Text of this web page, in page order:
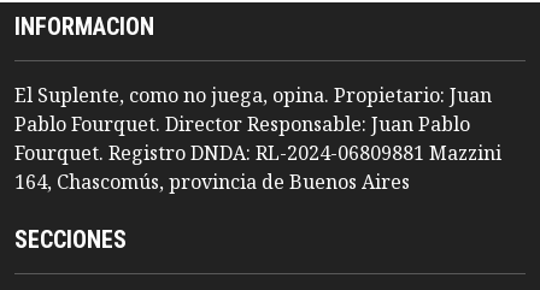
INFORMACION
El Suplente, como no juega, opina. Propietario: Juan
Pablo Fourquet. Director Responsable: Juan Pablo
Fourquet. Registro DNDA: RL-2024-06809881 Mazzini
164, Chascomús, provincia de Buenos Aires
SECCIONES